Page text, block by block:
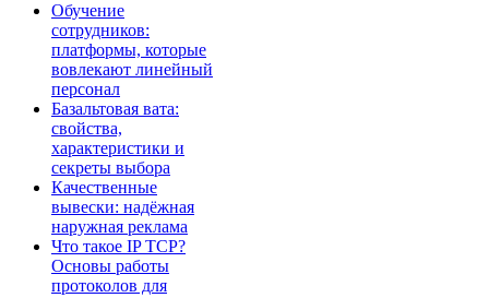
Обучение
сотрудников:
платформы, которые
вовлекают линейный
персонал
Базальтовая вата:
свойства,
характеристики и
секреты выбора
Качественные
вывески: надёжная
наружная реклама
Что такое IP TCP?
Основы работы
протоколов для